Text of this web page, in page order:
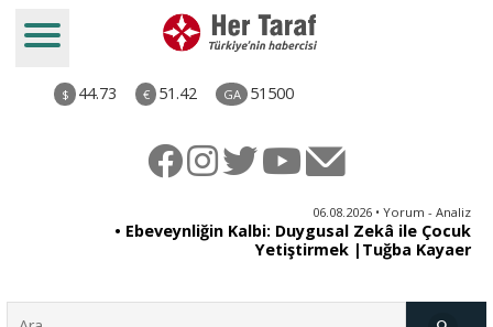
$ 44.73 € 51.42 GA 51500
06.08.2026 • Yorum - Analiz
• Ebeveynliğin Kalbi: Duygusal Zekâ ile Çocuk
Yetiştirmek |Tuğba Kayaer